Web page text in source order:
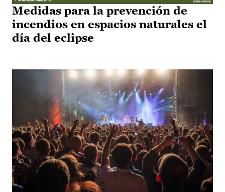
Medidas para la prevención de
incendios en espacios naturales el
día del eclipse